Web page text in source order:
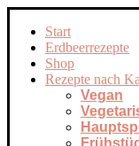
Start
Erdbeerrezepte
Shop
Rezepte nach
Vegan